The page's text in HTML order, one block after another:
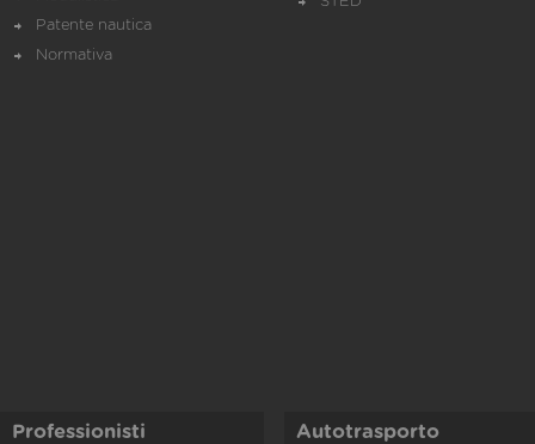
Patente nautica
Normativa
Professionisti Autotrasporto